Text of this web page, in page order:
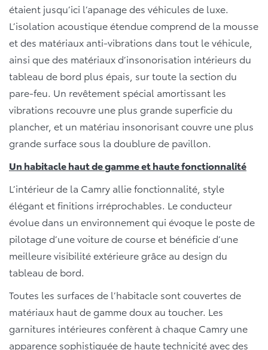
étaient jusqu’ici l’apanage des véhicules de luxe.
L’isolation acoustique étendue comprend de la mousse
et des matériaux anti-vibrations dans tout le véhicule,
ainsi que des matériaux d’insonorisation intérieurs du
tableau de bord plus épais, sur toute la section du
pare-feu. Un revêtement spécial amortissant les
vibrations recouvre une plus grande superficie du
plancher, et un matériau insonorisant couvre une plus
grande surface sous la doublure de pavillon.
Un habitacle haut de gamme et haute fonctionnalité
L’intérieur de la Camry allie fonctionnalité, style
élégant et finitions irréprochables. Le conducteur
évolue dans un environnement qui évoque le poste de
pilotage d’une voiture de course et bénéficie d’une
meilleure visibilité extérieure grâce au design du
tableau de bord.
Toutes les surfaces de l’habitacle sont couvertes de
matériaux haut de gamme doux au toucher. Les
garnitures intérieures confèrent à chaque Camry une
apparence sophistiquée de haute technicité avec des